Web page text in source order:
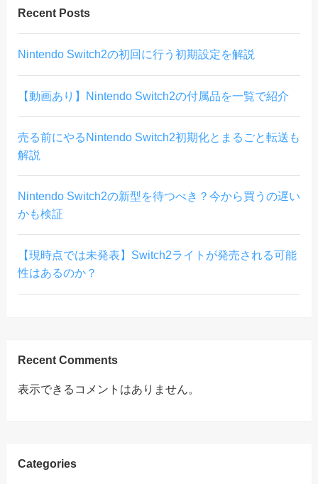
Recent Posts
Nintendo Switch2の初回に行う初期設定を解説
【動画あり】Nintendo Switch2の付属品を一覧で紹介
売る前にやるNintendo Switch2初期化とまるごと転送も
解説
Nintendo Switch2の新型を待つべき？今から買うの遅い
かも検証
【現時点では未発表】Switch2ライトが発売される可能
性はあるのか？
Recent Comments
表示できるコメントはありません。
Categories